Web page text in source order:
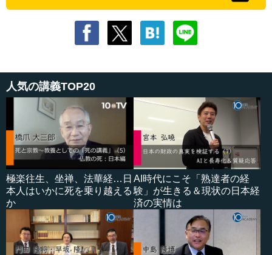
人気の講義TOP20
極楽往生、坐禅、法華経…日
本人はいかに死を乗り越える
か
AI時代にこそ「熟達者の経
験」が生きる＆現状の日本経
済の実情は